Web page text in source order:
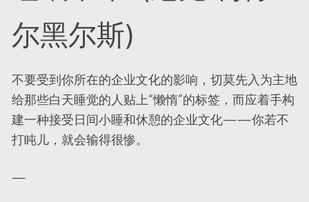
尔黑尔斯)
不要受到你所在的企业文化的影响，切莫先入为主地
给那些白天睡觉的人贴上“懒惰”的标签，而应着手构
建一种接受日间小睡和休憩的企业文化——你若不
打盹儿，就会输得很惨。
—